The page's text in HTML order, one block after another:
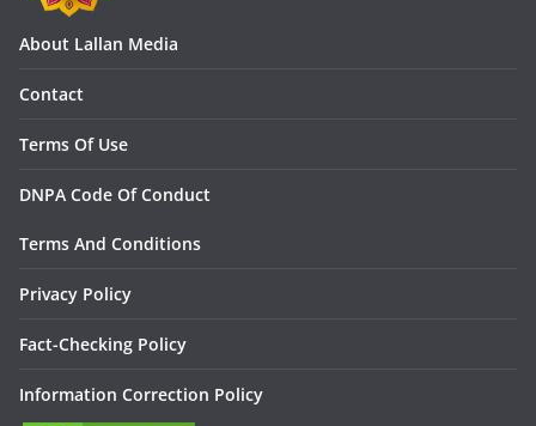
About Lallan Media
Contact
Terms Of Use
DNPA Code Of Conduct
Terms And Conditions
Privacy Policy
Fact-Checking Policy
Information Correction Policy